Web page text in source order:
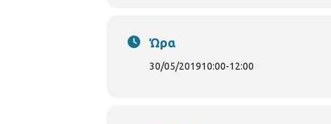
Ώρα
30/05/201910:00-12:00